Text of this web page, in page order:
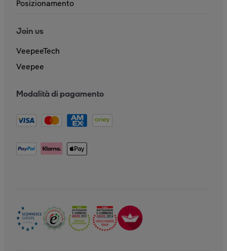
Posizionamento
Join us
VeepeeTech
Veepee
Modalità di pagamento